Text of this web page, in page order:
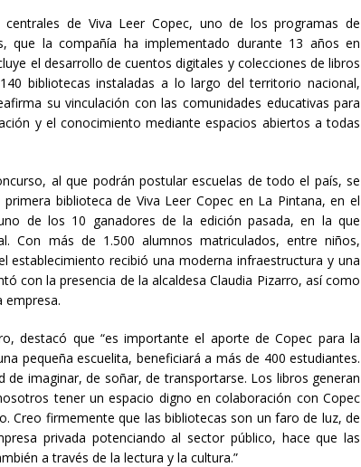
de Viva Leer Copec, uno de los programas de
que la compañía ha implementado durante 13 años en
el desarrollo de cuentos digitales y colecciones de libros
bibliotecas instaladas a lo largo del territorio nacional,
su vinculación con las comunidades educativas para
y el conocimiento mediante espacios abiertos a todas
al que podrán postular escuelas de todo el país, se
biblioteca de Viva Leer Copec en La Pintana, en el
de los 10 ganadores de la edición pasada, en la que
Con más de 1.500 alumnos matriculados, entre niños,
establecimiento recibió una moderna infraestructura y una
con la presencia de la alcaldesa Claudia Pizarro, así como
empresa.
destacó que “es importante el aporte de Copec para la
pequeña escuelita, beneficiará a más de 400 estudiantes.
imaginar, de soñar, de transportarse. Los libros generan
tener un espacio digno en colaboración con Copec
Creo firmemente que las bibliotecas son un faro de luz, de
privada potenciando al sector público, hace que las
a través de la lectura y la cultura.”